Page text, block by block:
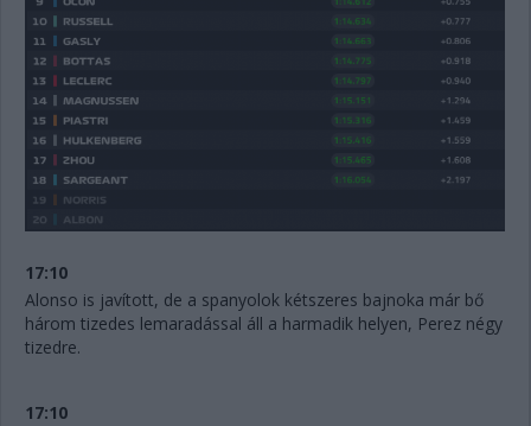
17:10
Alonso is javított, de a spanyolok kétszeres bajnoka már bő
három tizedes lemaradással áll a harmadik helyen, Perez négy
tizedre.
17:10